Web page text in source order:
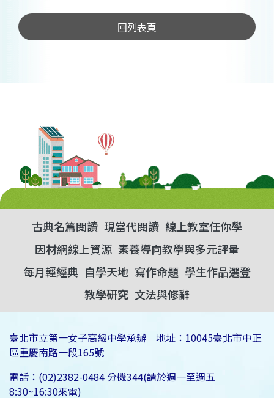
回列表頁
古典名篇閱讀 現當代閱讀 線上教室任你學
因材網線上資源 素養導向教學與多元評量
每月輕經典 自學天地 寫作命題 學生作品選登
教學研究 文法與修辭
臺北市立第一女子高級中學承辦 地址：10045臺北市中正
區重慶南路一段165號
電話：(02)2382-0484 分機344(請於週一至週五
8:30~16:30來電)